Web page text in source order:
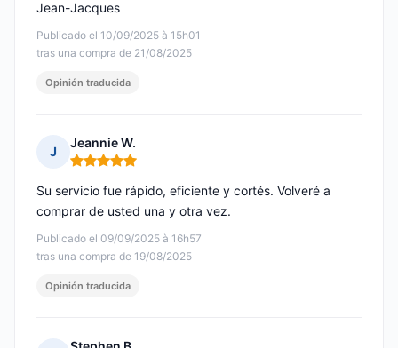
Publicado el 10/09/2025 à 15h01
tras una compra de 21/08/2025
Jean-Jacques
Opinión traducida
J
Jeannie W.
Nota: 5 de 5
Publicado el 09/09/2025 à 16h57
tras una compra de 19/08/2025
Su servicio fue rápido, eficiente y cortés. Volveré a
comprar de usted una y otra vez.
Opinión traducida